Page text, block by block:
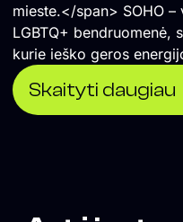
mieste.</span> SOHO – vieta, kur susitinka sostinės
LGBTQ+ bendruomenė,
kurie ieško geros
akimirkų.
Skaityti daugiau